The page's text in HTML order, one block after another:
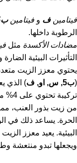
فيتامين ف و فيتامين ب5
الرطوبة داخلها.
مضادات الأكسدة مثل
التأثيرات البيئية
(ب5, س, او, ف
) الذي
من زيت بذور العنب،
الحرة. يساعد ذلك في
البيئية. يعيد معزز
ويجعلها تبدو منتعشة